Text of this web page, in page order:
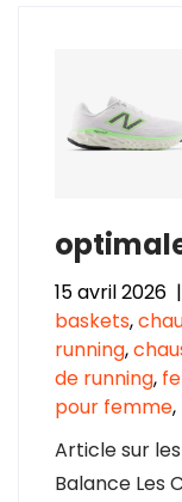
15 avril 2026 |
baskets,
running,
de running,
pour femme,
Article sur
Balance Les